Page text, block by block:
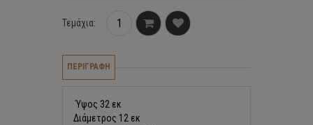
Τεμάχια:
ΠΕΡΙΓΡΑΦΗ
Ύψος 32 εκ
Διάμετρος 12 εκ